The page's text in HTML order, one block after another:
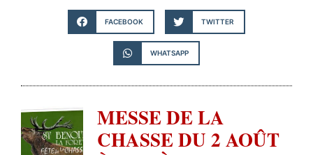
FACEBOOK TWITTER
WHATSAPP
MESSE DE LA
CHASSE DU 2 AOÛT